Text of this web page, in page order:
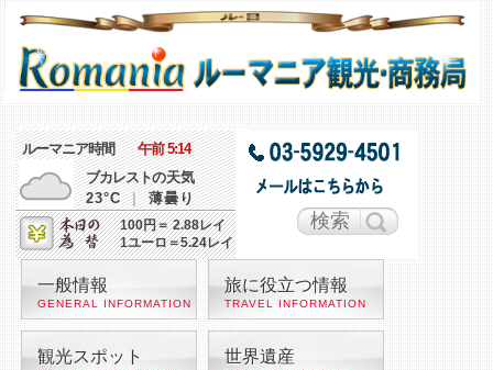
ルーマニア時間午前 5:14
ブカレストの天気
23°C|薄曇り
100円＝ 2.88レイ
1ユーロ＝5.24レイ
一般情報
GENERAL INFORMATION
旅に役立つ情報
TRAVEL INFORMATION
観光スポット 世界遺産